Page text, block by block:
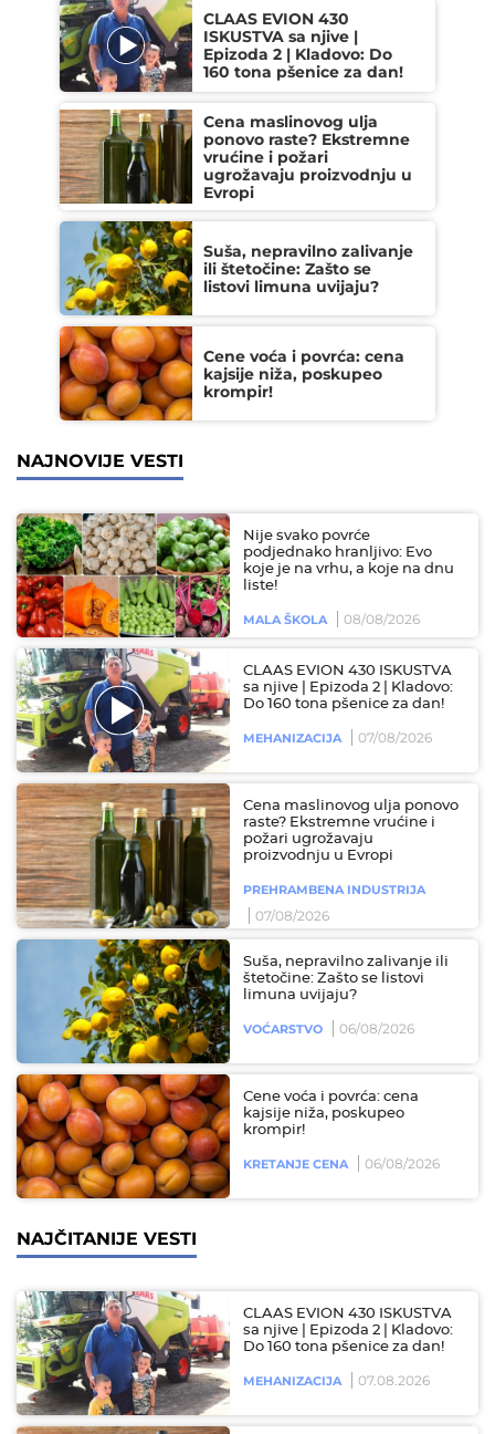
CLAAS EVION 430
ISKUSTVA sa njive |
Epizoda 2 | Kladovo: Do
160 tona pšenice za dan!
Cena maslinovog ulja
ponovo raste? Ekstremne
vrućine i požari
ugrožavaju proizvodnju u
Evropi
Suša, nepravilno zalivanje
ili štetočine: Zašto se
listovi limuna uvijaju?
Cene voća i povrća: cena
kajsije niža, poskupeo
krompir!
NAJNOVIJE VESTI
Nije svako povrće
podjednako hranljivo: Evo
koje je na vrhu, a koje na dnu
liste!
MALA ŠKOLA 08/08/2026
CLAAS EVION 430 ISKUSTVA
sa njive | Epizoda 2 | Kladovo:
Do 160 tona pšenice za dan!
MEHANIZACIJA 07/08/2026
Cena maslinovog ulja ponovo
raste? Ekstremne vrućine i
požari ugrožavaju
proizvodnju u Evropi
PREHRAMBENA INDUSTRIJA
07/08/2026
Suša, nepravilno zalivanje ili
štetočine: Zašto se listovi
limuna uvijaju?
VOĆARSTVO 06/08/2026
Cene voća i povrća: cena
kajsije niža, poskupeo
krompir!
KRETANJE CENA 06/08/2026
NAJČITANIJE VESTI
CLAAS EVION 430 ISKUSTVA
sa njive | Epizoda 2 | Kladovo:
Do 160 tona pšenice za dan!
MEHANIZACIJA 07.08.2026